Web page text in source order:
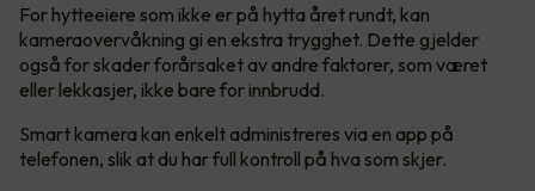
For hytteeiere som ikke er på hytta året rundt, kan
kameraovervåkning gi en ekstra trygghet. Dette gjelder
også for skader forårsaket av andre faktorer, som været
eller lekkasjer, ikke bare for innbrudd.
Smart kamera kan enkelt administreres via en app på
telefonen, slik at du har full kontroll på hva som skjer.